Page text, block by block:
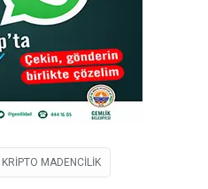
KRIPTO MADENCILIK